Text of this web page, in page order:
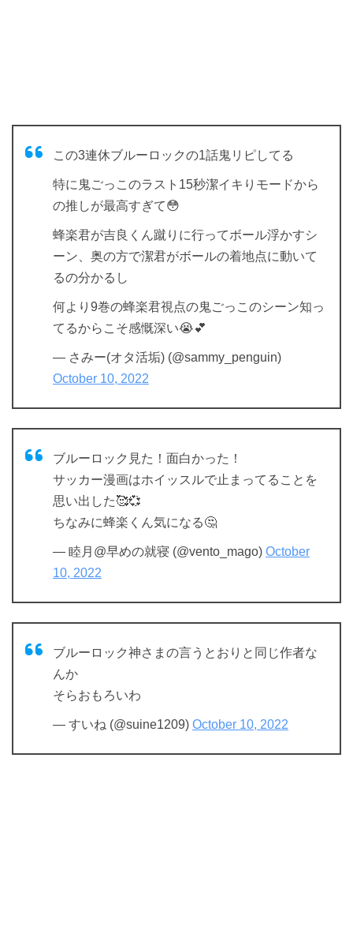
この3連休ブルーロックの1話鬼リピしてる
特に鬼ごっこのラスト15秒潔イキりモードから
の推しが最高すぎて😳
蜂楽君が吉良くん蹴りに行ってボール浮かすシ
ーン、奥の方で潔君がボールの着地点に動いて
るの分かるし
何より9巻の蜂楽君視点の鬼ごっこのシーン知っ
てるからこそ感慨深い😭💕
— さみー(オタ活垢) (@sammy_penguin)
October 10, 2022
ブルーロック見た！面白かった！
サッカー漫画はホイッスルで止まってることを
思い出した🥰💞
ちなみに蜂楽くん気になる🤔
— 睦月@早めの就寝 (@vento_mago) October
10, 2022
ブルーロック神さまの言うとおりと同じ作者な
んか
そらおもろいわ
— すいね (@suine1209) October 10, 2022